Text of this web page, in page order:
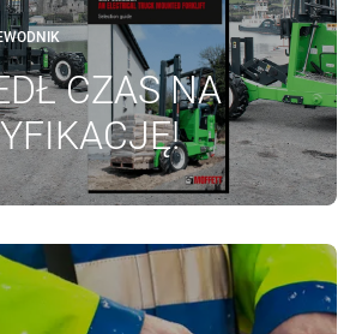
CZAS NA